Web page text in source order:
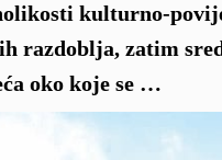
razdoblja, zatim
oko koje se …